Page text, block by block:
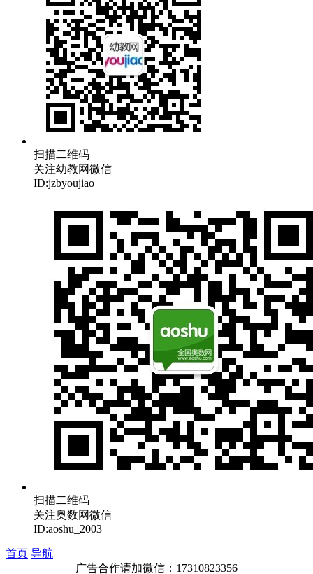
扫描二维码
关注幼教网微信
ID:jzbyoujiao
扫描二维码
关注奥数网微信
ID:aoshu_2003
首页 导航
广告合作请加微信：17310823356